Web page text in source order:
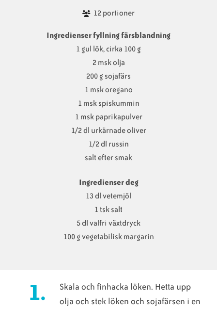
12 portioner
Ingredienser fyllning färsblandning
1 gul lök, cirka 100 g
2 msk olja
200 g sojafärs
1 msk oregano
1 msk spiskummin
1 msk paprikapulver
1/2 dl urkärnade oliver
1/2 dl russin
salt efter smak
Ingredienser deg
13 dl vetemjöl
1 tsk salt
5 dl valfri växtdryck
100 g vegetabilisk margarin
Skala och finhacka löken. Hetta upp
olja och stek löken och sojafärsen i en